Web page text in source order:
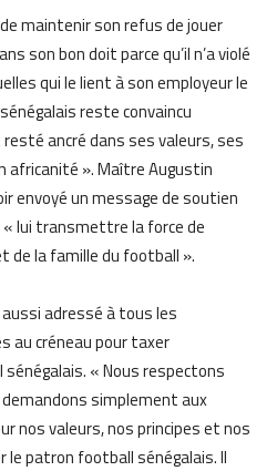
maintenir son refus de jouer
son bon doit parce qu’il n’a violé
qui le lient à son employeur le
reste convaincu
resté ancré dans ses valeurs, ses
africanité ». Maître Augustin
envoyé un message de soutien
« lui transmettre la force de
de la famille du football ».
adressé à tous les
au créneau pour taxer
sénégalais. « Nous respectons
simplement aux
nos valeurs, nos principes et nos
le patron football sénégalais. Il